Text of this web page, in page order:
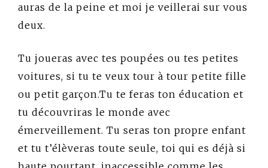
auras de la peine et moi je veillerai sur vous
deux.
Tu joueras avec tes poupées ou tes petites
voitures, si tu te veux tour à tour petite fille
ou petit garçon.Tu te feras ton éducation et
tu découvriras le monde avec
émerveillement. Tu seras ton propre enfant
et tu t’élèveras toute seule, toi qui es déjà si